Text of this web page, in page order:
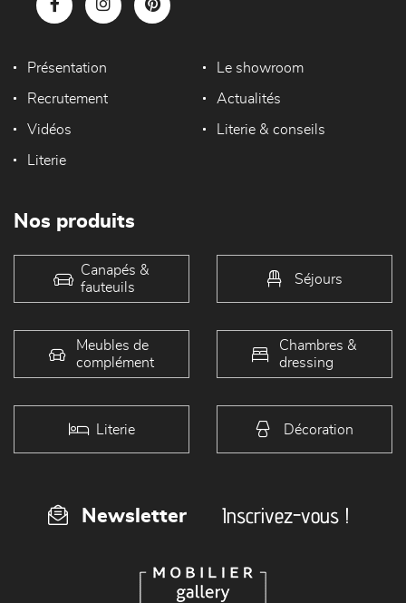
Présentation Le showroom
Recrutement Actualités
Vidéos Literie & conseils
Literie
Nos produits
Canapés &
fauteuils
Séjours
Meubles de
complément
Chambres &
dressing
Literie Décoration
Newsletter Inscrivez-vous !